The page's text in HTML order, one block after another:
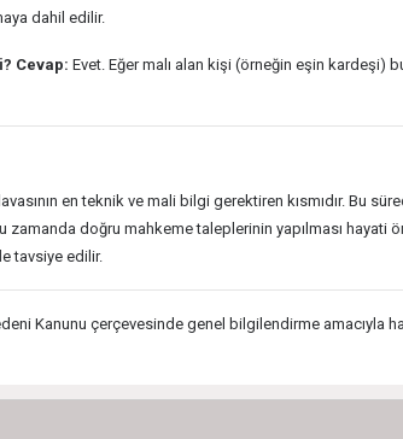
dahil edilir.
Cevap: Evet. Eğer malı alan kişi (örneğin eşin kardeşi)
en teknik ve mali bilgi gerektiren kısmıdır. Bu
doğru mahkeme taleplerinin yapılması hayati
tavsiye edilir.
Kanunu çerçevesinde genel bilgilendirme amacıyla